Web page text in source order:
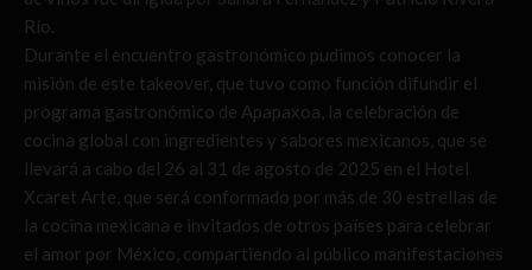
Río.
Durante el encuentro gastronómico pudimos conocer la
misión de este takeover, que tuvo como función difundir el
programa gastronómico de Apapaxoa, la celebración de
cocina global con ingredientes y sabores mexicanos, que se
llevará a cabo del 26 al 31 de agosto de 2025 en el Hotel
Xcaret Arte, que será conformado por más de 30 estrellas de
la cocina mexicana e invitados de otros países para celebrar
el amor por México, compartiendo al público manifestaciones